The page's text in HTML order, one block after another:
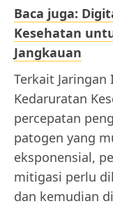
Baca juga:
Kesehatan
Jangkauan
Terkait
Kedaruratan
percepatan
patogen yang
eksponensial,
mitigasi perlu
dan kemudian